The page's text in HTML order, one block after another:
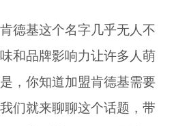
基这个名字几乎无人不
和品牌影响力让许多人萌
，你知道加盟肯德基需要
们就来聊聊这个话题，带